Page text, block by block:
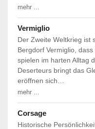
mehr ...
Vermiglio
Der Zweite Weltkrieg ist
Bergdorf Vermiglio,
spielen im harten Alltag
Deserteurs bringt das
eröffnen sich…
mehr ...
Corsage
Historische